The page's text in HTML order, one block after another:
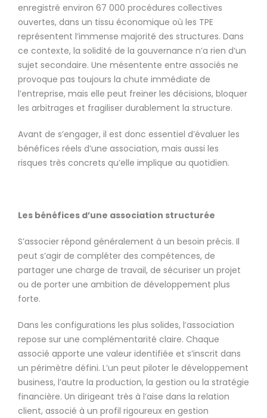
enregistré environ 67 000 procédures collectives
ouvertes, dans un tissu économique où les TPE
représentent l’immense majorité des structures. Dans
ce contexte, la solidité de la gouvernance n’a rien d’un
sujet secondaire. Une mésentente entre associés ne
provoque pas toujours la chute immédiate de
l’entreprise, mais elle peut freiner les décisions, bloquer
les arbitrages et fragiliser durablement la structure.
Avant de s’engager, il est donc essentiel d’évaluer les
bénéfices réels d’une association, mais aussi les
risques très concrets qu’elle implique au quotidien.
Les bénéfices d’une association structurée
S’associer répond généralement à un besoin précis. Il
peut s’agir de compléter des compétences, de
partager une charge de travail, de sécuriser un projet
ou de porter une ambition de développement plus
forte.
Dans les configurations les plus solides, l’association
repose sur une complémentarité claire. Chaque
associé apporte une valeur identifiée et s’inscrit dans
un périmètre défini. L’un peut piloter le développement
business, l’autre la production, la gestion ou la stratégie
financière. Un dirigeant très à l’aise dans la relation
client, associé à un profil rigoureux en gestion